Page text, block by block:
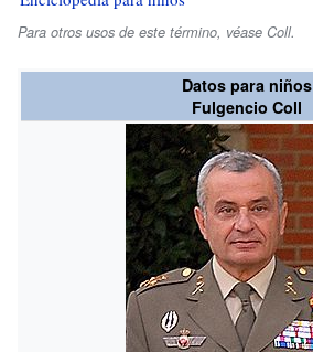
Para otros usos de este término, véase Coll.
Datos para niños
Fulgencio Coll